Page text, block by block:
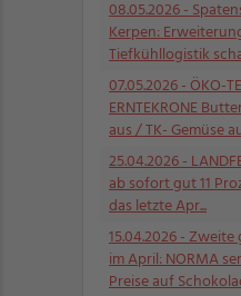
08.05.2026-
Kerpen:
Tiefkühllogistik
07.05.2026- ÖKO-
ERNTEKRONE
aus / TK- Gemüse
25.04.2026-
ab sofort gut 11
das letzte Apr...
15.04.2026- Zweite
im April: NORMA
Preise auf